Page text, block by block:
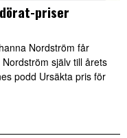
priser
Nordström får
själv till årets
podd Ursäkta pris för